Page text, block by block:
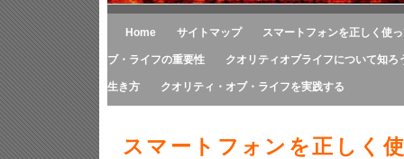
Home サイトマップ スマートフォンを正しく使
ブ・ライフの重要性 クオリティオブライフについて知ろ
生き方 クオリティ・オブ・ライフを実践する
スマートフォンを正しく